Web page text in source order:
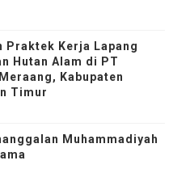
Praktek Kerja Lapang
Hutan Alam di PT
Meraang, Kabupaten
Timur
Muhammadiyah